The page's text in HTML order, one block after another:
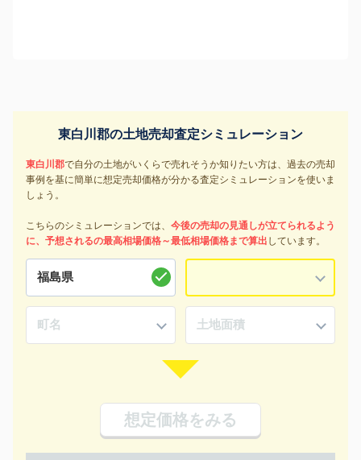
東白川郡の土地売却査定シミュレーション
東白川郡で自分の土地がいくらで売れそうか知りたい方は、過去の売却
事例を基に簡単に想定売却価格が分かる査定シミュレーションを使いま
しょう。
こちらのシミュレーションでは、 今後の売却の見通しが立てられるよう
に、予想されるの最高相場価格～最低相場価格まで算出 しています。
想定価格をみる